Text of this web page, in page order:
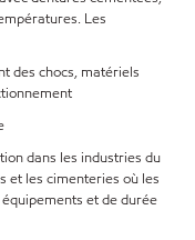
Les
des chocs, matériels
dans les industries du
et les cimenteries où les
et de durée